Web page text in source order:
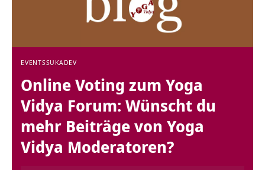
EVENTSSUKADEV
Online Voting zum Yoga
Vidya Forum: Wünscht du
mehr Beiträge von Yoga
Vidya Moderatoren?